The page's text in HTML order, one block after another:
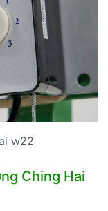
w22
Ching Hai